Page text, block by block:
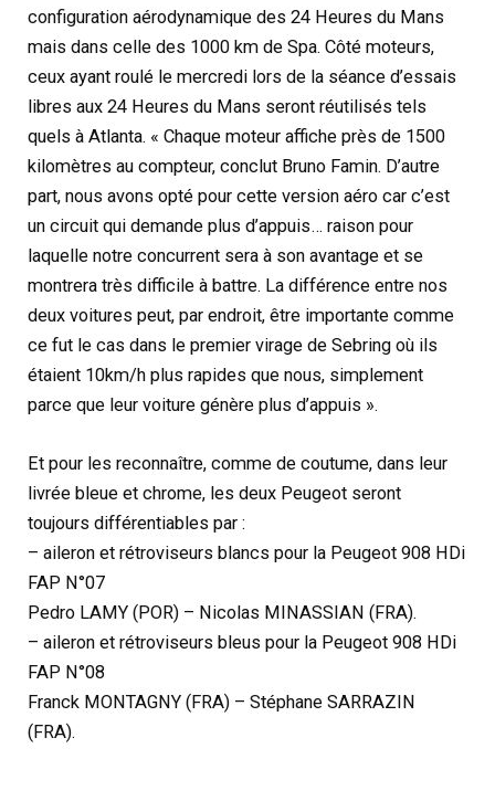
configuration aérodynamique des 24 Heures du Mans
mais dans celle des 1000 km de Spa. Côté moteurs,
ceux ayant roulé le mercredi lors de la séance d’essais
libres aux 24 Heures du Mans seront réutilisés tels
quels à Atlanta. « Chaque moteur affiche près de 1500
kilomètres au compteur, conclut Bruno Famin. D’autre
part, nous avons opté pour cette version aéro car c’est
un circuit qui demande plus d’appuis… raison pour
laquelle notre concurrent sera à son avantage et se
montrera très difficile à battre. La différence entre nos
deux voitures peut, par endroit, être importante comme
ce fut le cas dans le premier virage de Sebring où ils
étaient 10km/h plus rapides que nous, simplement
parce que leur voiture génère plus d’appuis ».
Et pour les reconnaître, comme de coutume, dans leur
livrée bleue et chrome, les deux Peugeot seront
toujours différentiables par :
– aileron et rétroviseurs blancs pour la Peugeot 908 HDi
FAP N°07
Pedro LAMY (POR) – Nicolas MINASSIAN (FRA).
– aileron et rétroviseurs bleus pour la Peugeot 908 HDi
FAP N°08
Franck MONTAGNY (FRA) – Stéphane SARRAZIN
(FRA).